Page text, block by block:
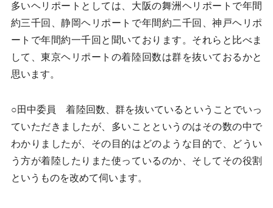
多いヘリポートとしては、大阪の舞洲ヘリポートで年間
約三千回、静岡ヘリポートで年間約二千回、神戸ヘリポ
ートで年間約一千回と聞いております。それらと比べま
して、東京ヘリポートの着陸回数は群を抜いておるかと
思います。
○田中委員 着陸回数、群を抜いているということでいっ
ていただきましたが、多いことというのはその数の中で
わかりましたが、その目的はどのような目的で、どうい
う方が着陸したりまた使っているのか、そしてその役割
というものを改めて伺います。